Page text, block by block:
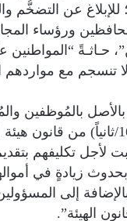
للإبلاغ عن
ورؤساء
حـاثـةً
تنسجم مع مواردهم
بالمُوظفين
مسؤولين وغير مسؤولين؛ امتثالاً لأحكام
المُعدَّل؛ التي أوجبت لأجل
زيادةٍ في
إلى